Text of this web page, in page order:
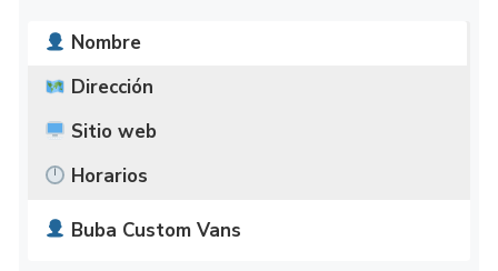
Nombre
Dirección
Sitio web
Horarios
Buba Custom Vans